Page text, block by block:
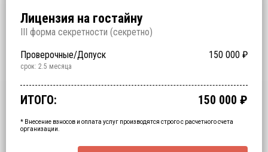
Лицензия на гостайну
III форма секретности (секретно)
Проверочные/Допуск
150 000 ₽
срок: 2.5 месяца
Подтверждение степени секретности 1 000 000 ₽
срок: 2 недели
Обучение 60 000 ₽
срок: 2 недели
Специальная экспертиза 200 000 ₽
срок: 2 недели
Лицензионное дело 250 000 ₽
срок: 2 месяца
Срочное получение 700 000 ₽
Промежуточный итог:
15000 ₽
Ваша персональна скидка
-15000
ИТОГО: 150 000 ₽
* Внесение взносов и оплата услуг производятся строго с расчетного счета
организации.